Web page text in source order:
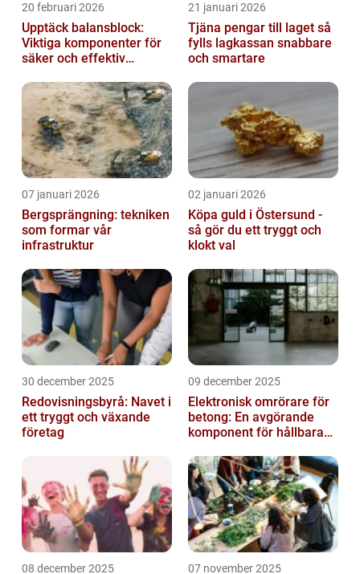
20 februari 2026
Upptäck balansblock:
Viktiga komponenter för
säker och effektiv
21 januari 2026
Tjäna pengar till laget så
fylls lagkassan snabbare
och smartare
07 januari 2026
Bergsprängning: tekniken
som formar vår
infrastruktur
02 januari 2026
Köpa guld i Östersund -
så gör du ett tryggt och
klokt val
30 december 2025
Redovisningsbyrå: Navet i
ett tryggt och växande
företag
09 december 2025
Elektronisk omrörare för
betong: En avgörande
komponent för hållbara
08 december 2025 07 november 2025